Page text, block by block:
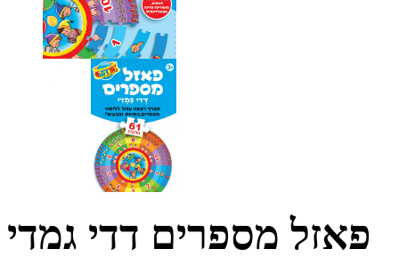
פאזל מספרים דדי גמדי